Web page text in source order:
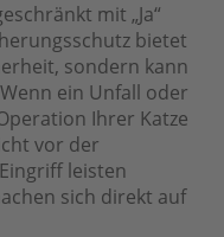
mit „Ja“
bietet
sondern kann
ein Unfall oder
Ihrer Katze
vor der
leisten
sich direkt auf